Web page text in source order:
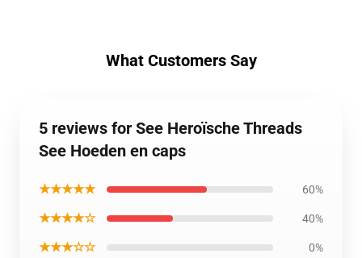
What Customers Say
5 reviews for See Heroïsche Threads
See Hoeden en caps
★★★★★ 60%
★★★★☆ 40%
★★★☆☆ 0%